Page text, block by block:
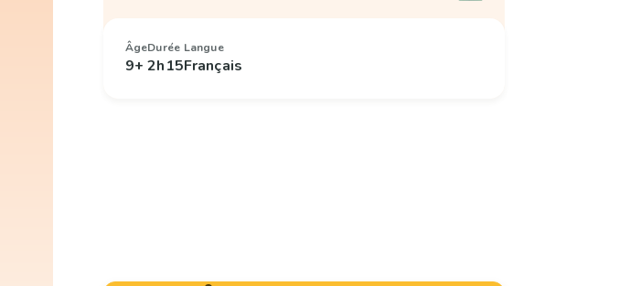
Âge
9+
Durée
2h15
Langue
Français